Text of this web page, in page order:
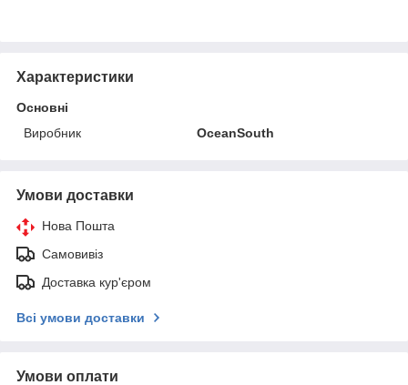
Характеристики
Основні
Виробник
OceanSouth
Умови доставки
Нова Пошта
Самовивіз
Доставка кур'єром
Всі умови доставки
Умови оплати